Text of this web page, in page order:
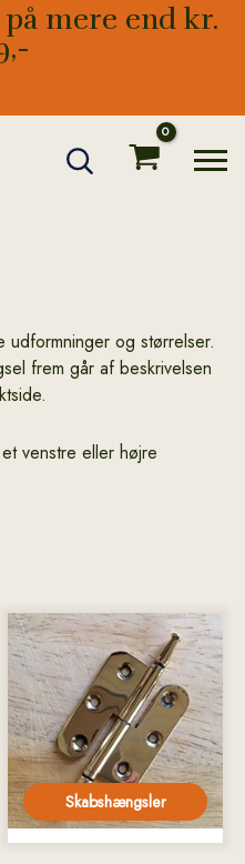
mere end kr.
og størrelser.
frem går af beskrivelsen
venstre eller højre
Skabshængsler